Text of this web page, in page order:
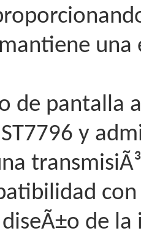
de pantalla
y
de